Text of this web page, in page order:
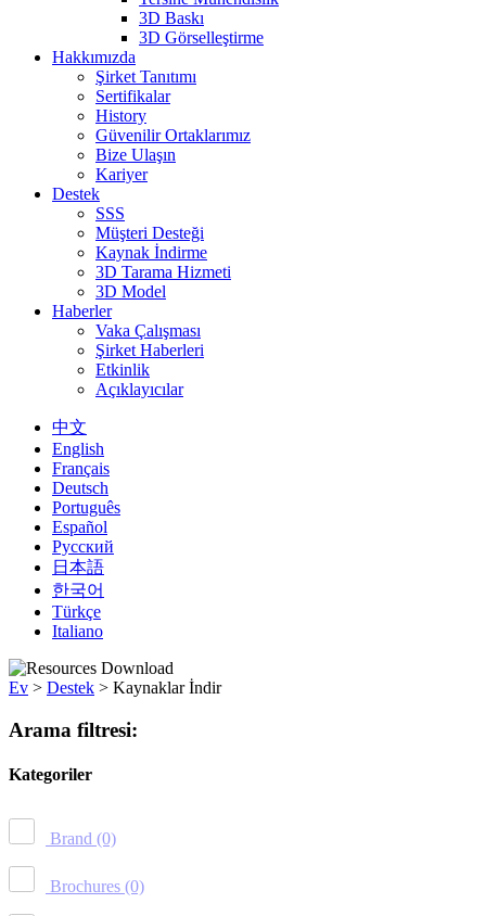
3D Baskı
3D Görselleştirme
Hakkımızda
Şirket Tanıtımı
Sertifikalar
History
Güvenilir Ortaklarımız
Bize Ulaşın
Kariyer
Destek
SSS
Müşteri Desteği
Kaynak İndirme
3D Tarama Hizmeti
3D Model
Haberler
Vaka Çalışması
Şirket Haberleri
Etkinlik
Açıklayıcılar
中文
English
Français
Deutsch
Português
Español
Русский
日本語
한국어
Türkçe
Italiano
Ev > Destek > Kaynaklar İndir
Arama filtresi:
Kategoriler
Brand (0)
Brochures (0)